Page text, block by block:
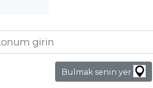
Bulmak senin yer